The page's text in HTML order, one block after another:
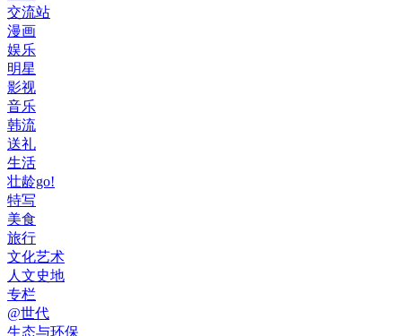
交流站
漫画
娱乐
明星
影视
音乐
韩流
送礼
生活
壮龄go!
特写
美食
旅行
文化艺术
人文史地
专栏
@世代
生态与环保